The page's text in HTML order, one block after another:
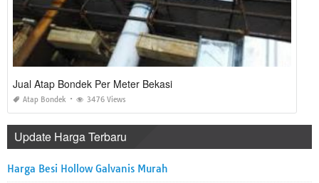
Jual Atap Bondek Per Meter Bekasi
Atap Bondek 3476 Views
Update Harga Terbaru
Harga Besi Hollow Galvanis Murah